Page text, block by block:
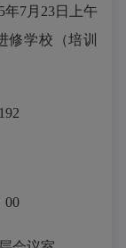
年7月 23日上午
修学校（培训
00